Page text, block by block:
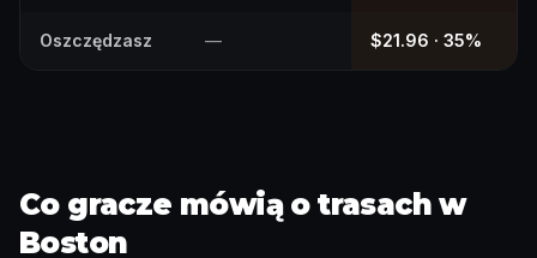
Oszczędzasz — $21.96 · 35%
Co gracze mówią o trasach w
Boston